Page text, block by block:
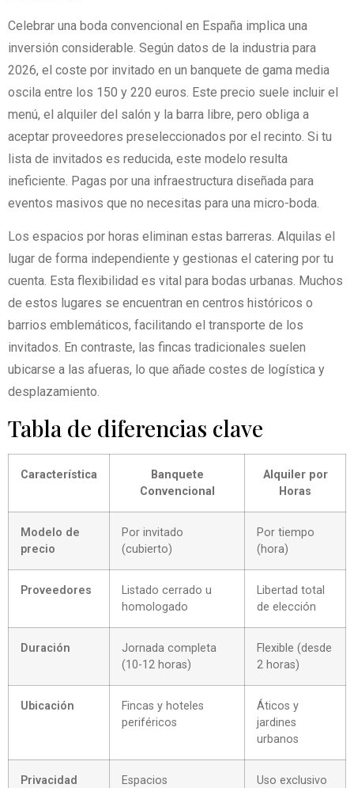
Celebrar una boda convencional en España implica una
inversión considerable. Según datos de la industria para
2026, el coste por invitado en un banquete de gama media
oscila entre los 150 y 220 euros. Este precio suele incluir el
menú, el alquiler del salón y la barra libre, pero obliga a
aceptar proveedores preseleccionados por el recinto. Si tu
lista de invitados es reducida, este modelo resulta
ineficiente. Pagas por una infraestructura diseñada para
eventos masivos que no necesitas para una micro-boda.
Los espacios por horas eliminan estas barreras. Alquilas el
lugar de forma independiente y gestionas el catering por tu
cuenta. Esta flexibilidad es vital para bodas urbanas. Muchos
de estos lugares se encuentran en centros históricos o
barrios emblemáticos, facilitando el transporte de los
invitados. En contraste, las fincas tradicionales suelen
ubicarse a las afueras, lo que añade costes de logística y
desplazamiento.
Tabla de diferencias clave
Característica
Banquete
Convencional
Alquiler por
Horas
Modelo de
precio
Por invitado
(cubierto)
Por tiempo
(hora)
Proveedores
Listado cerrado u
homologado
Libertad total
de elección
Duración
Jornada completa
(10-12 horas)
Flexible (desde
2 horas)
Ubicación
Fincas y hoteles
periféricos
Áticos y
jardines
urbanos
Privacidad
Espacios
Uso exclusivo